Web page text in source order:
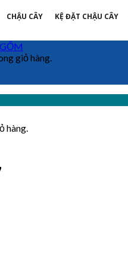
giỏ hàng.
hàng.
CHẬU CÂY KỆ ĐẶT CHẬU CÂY